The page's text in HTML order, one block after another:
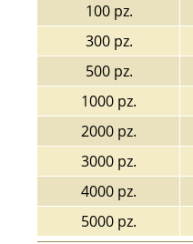
100 pz.
300 pz.
500 pz.
1000 pz.
2000 pz.
3000 pz.
4000 pz.
5000 pz.